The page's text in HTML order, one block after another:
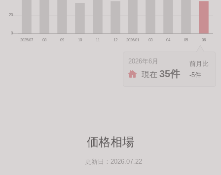
2026年6月
現在35件 -5件
価格相場
更新日：2026.07.22